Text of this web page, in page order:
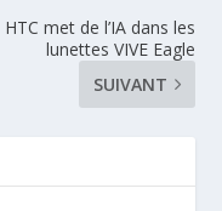
HTC met de l’IA dans les
lunettes VIVE Eagle
SUIVANT